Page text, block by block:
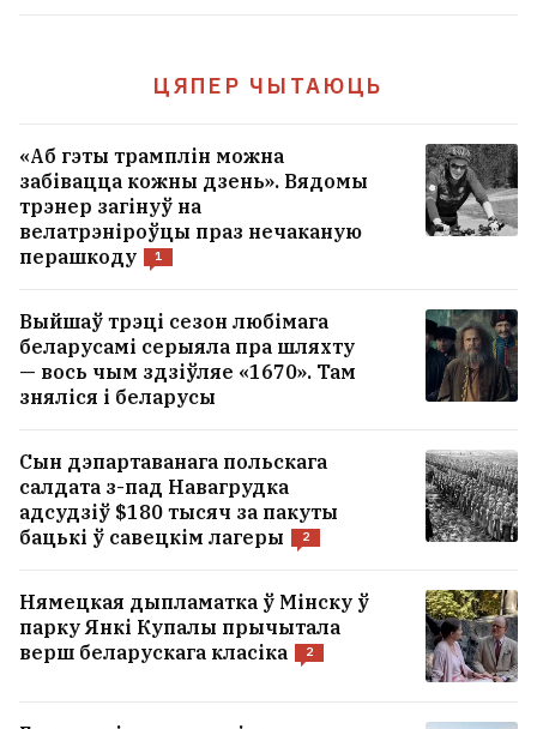
ЦЯПЕР ЧЫТАЮЦЬ
«Аб гэты трамплін можна
забівацца кожны дзень». Вядомы
трэнер загінуў на
велатрэніроўцы праз нечаканую
перашкоду
1
Выйшаў трэці сезон любімага
беларусамі серыяла пра шляхту
— вось чым здзіўляе «1670». Там
зняліся і беларусы
Сын дэпартаванага польскага
салдата з-пад Навагрудка
адсудзіў $180 тысяч за пакуты
бацькі ў савецкім лагеры
2
Нямецкая дыпламатка ў Мінску ў
парку Янкі Купалы прычытала
верш беларускага класіка
2